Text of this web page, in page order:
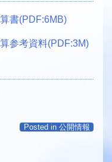
書(PDF:6MB)
参考資料(PDF:3M)
Posted in 公開情報